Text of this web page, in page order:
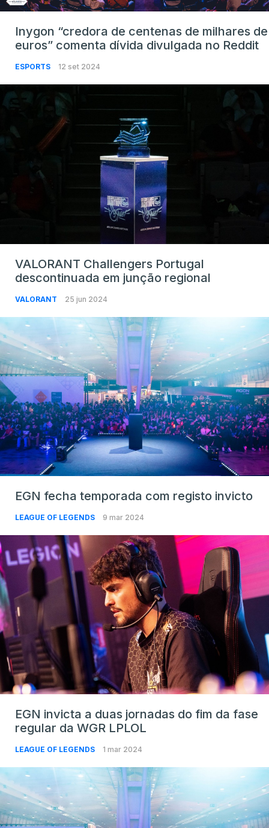
Inygon “credora de centenas de milhares de
euros” comenta dívida divulgada no Reddit
ESPORTS 12 set 2024
VALORANT Challengers Portugal
descontinuada em junção regional
VALORANT 25 jun 2024
EGN fecha temporada com registo invicto
LEAGUE OF LEGENDS 9 mar 2024
EGN invicta a duas jornadas do fim da fase
regular da WGR LPLOL
LEAGUE OF LEGENDS 1 mar 2024